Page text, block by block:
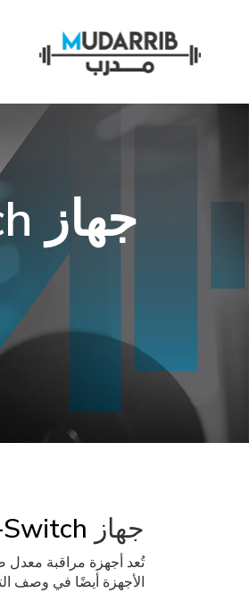
جهاز
تُعد أجهزة مراقبة معدل
الأجهزة أيضًا في وصف